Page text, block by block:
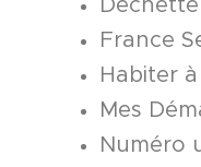
France
Habiter
Mes
Numéro